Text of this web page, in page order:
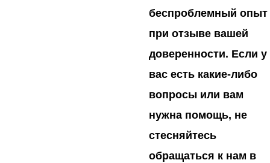
беспроблемный опыт
при отзыве вашей
доверенности. Если у
вас есть какие-либо
вопросы или вам
нужна помощь, не
стесняйтесь
обращаться к нам в